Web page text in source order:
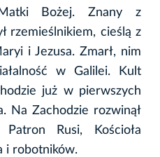
Bożej. Znany z
rzemieślnikiem, cieślą z
i Jezusa. Zmarł, nim
w Galilei. Kult
już w pierwszych
Na Zachodzie rozwinął
Rusi, Kościoła
i robotników.